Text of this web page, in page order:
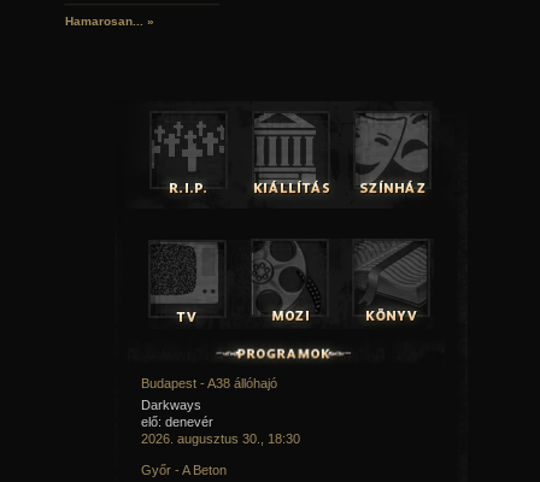
Hamarosan... »
Budapest - A38 állóhajó
Darkways
elő: denevér
2026. augusztus 30., 18:30
Győr - A Beton